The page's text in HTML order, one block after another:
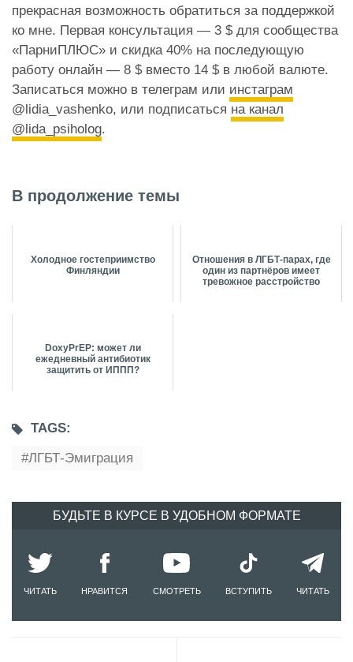
прекрасная возможность обратиться за поддержкой
ко мне. Первая консультация — 3 $ для сообщества
«ПарниПЛЮС» и скидка 40% на последующую
работу онлайн — 8 $ вместо 14 $ в любой валюте.
Записаться можно в телеграм или инстаграм
@lidia_vashenko, или подписаться на канал
@lida_psiholog.
В продолжение темы
Холодное гостеприимство
Финляндии
Отношения в ЛГБТ-парах, где
один из партнёров имеет
тревожное расстройство
DoxyPrEP: может ли
ежедневный антибиотик
защитить от ИППП?
TAGS:
ЛГБТ-Эмиграция
БУДЬТЕ В КУРСЕ В УДОБНОМ ФОРМАТЕ
ЧИТАТЬ НРАВИТСЯ СМОТРЕТЬ ВСТУПИТЬ ЧИТАТЬ